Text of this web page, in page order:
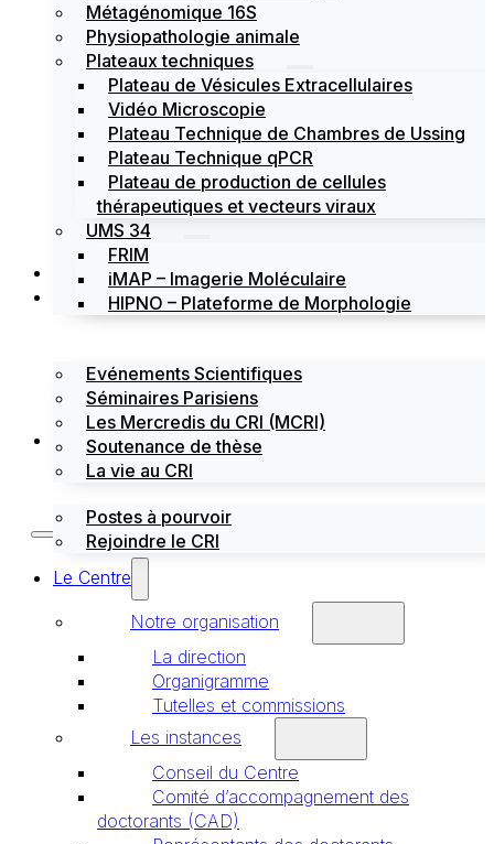
Métagénomique 16S
Physiopathologie animale
Plateaux techniques
Plateau de Vésicules Extracellulaires
Vidéo Microscopie
Plateau Technique de Chambres de Ussing
Plateau Technique qPCR
Plateau de production de cellules
thérapeutiques et vecteurs viraux
UMS 34
FRIM
iMAP – Imagerie Moléculaire
HIPNO – Plateforme de Morphologie
Actualités
Évènements
Evénements Scientifiques
Séminaires Parisiens
Les Mercredis du CRI (MCRI)
Soutenance de thèse
La vie au CRI
Emploi / stages
Postes à pourvoir
Rejoindre le CRI
Le Centre
Notre organisation
La direction
Organigramme
Tutelles et commissions
Les instances
Conseil du Centre
Comité d’accompagnement des
doctorants (CAD)